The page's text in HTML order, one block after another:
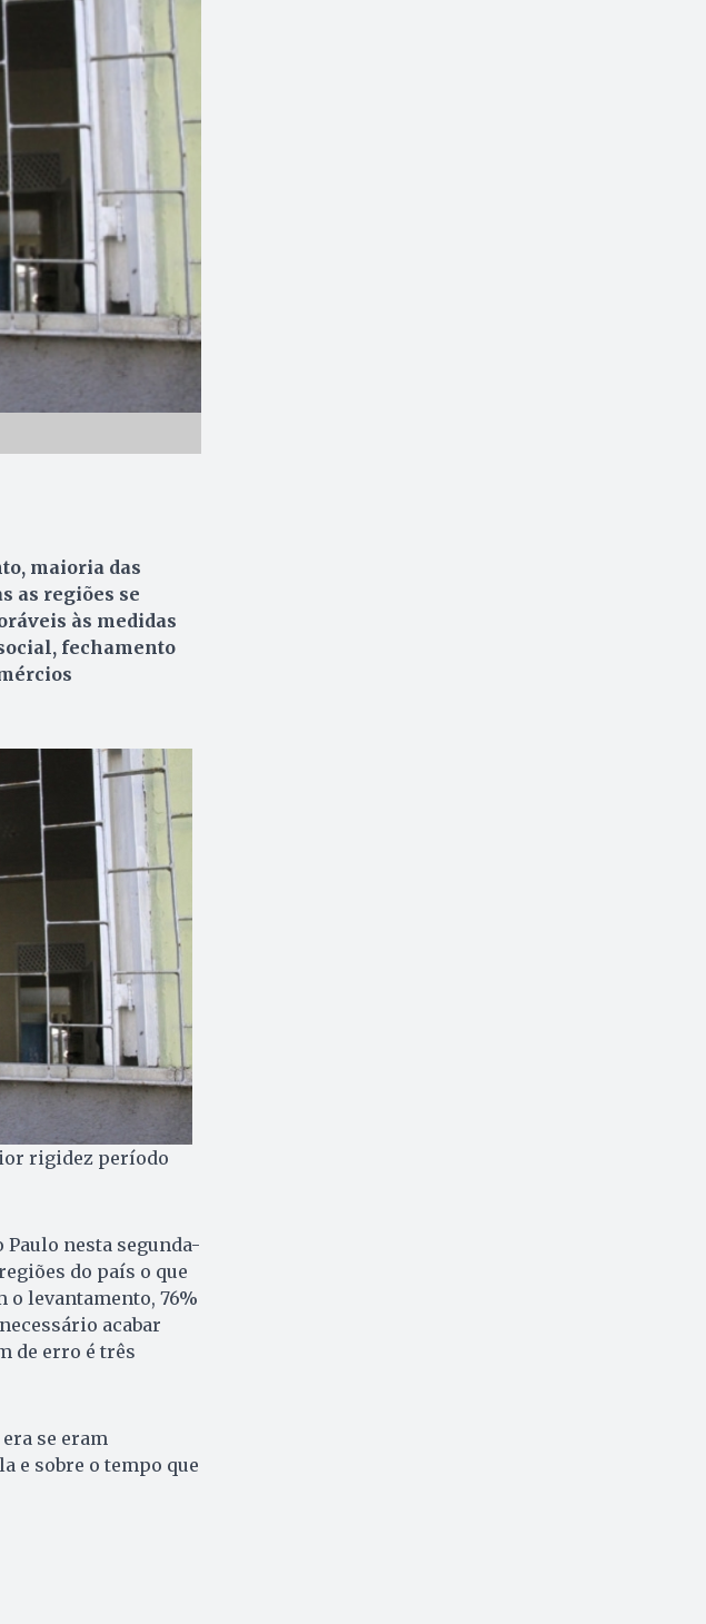
maioria das
as regiões se
às medidas
fechamento
rigidez período
Paulo nesta segunda-
do país o que
o levantamento, 76%
acabar
de erro é três
se eram
e sobre o tempo que